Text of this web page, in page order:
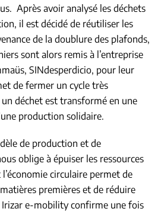
Après avoir analysé les déchets
il est décidé de réutiliser les
de la doublure des plafonds,
sont alors remis à l’entreprise
SINdesperdicio, pour leur
de fermer un cycle très
déchet est transformé en une
production solidaire.
de production et de
oblige à épuiser les ressources
circulaire permet de
premières et de réduire
e-mobility confirme une fois